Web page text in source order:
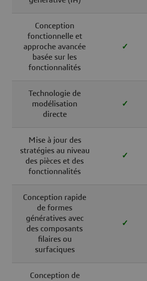
Conception
fonctionnelle et
approche avancée
basée sur les
fonctionnalités
✓
Technologie de
modélisation
directe
✓
Mise à jour des
stratégies au niveau
des pièces et des
fonctionnalités
✓
Conception rapide
de formes
génératives avec
des composants
filaires ou
surfaciques
✓
Conception de